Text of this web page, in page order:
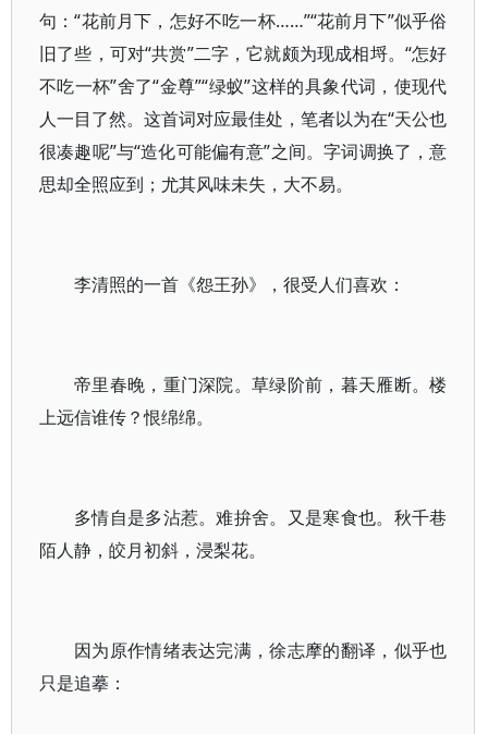
句：“花前月下，怎好不吃一杯……”“花前月下”似乎俗
旧了些，可对“共赏”二字，它就颇为现成相埒。“怎好
不吃一杯”舍了“金尊”“绿蚁”这样的具象代词，使现代
人一目了然。这首词对应最佳处，笔者以为在“天公也
很凑趣呢”与“造化可能偏有意”之间。字词调换了，意
思却全照应到；尤其风味未失，大不易。
李清照的一首《怨王孙》，很受人们喜欢：
帝里春晚，重门深院。草绿阶前，暮天雁断。楼
上远信谁传？恨绵绵。
多情自是多沾惹。难拚舍。又是寒食也。秋千巷
陌人静，皎月初斜，浸梨花。
因为原作情绪表达完满，徐志摩的翻译，似乎也
只是追摹：